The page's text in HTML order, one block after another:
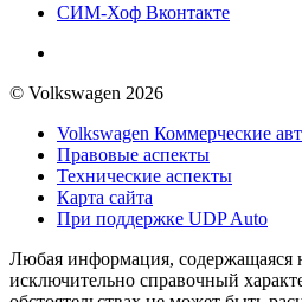
СИМ-Хоф Вконтакте
© Volkswagen 2026
Volkswagen Коммерческие
Правовые аспекты
Технические аспекты
Карта сайта
При поддержке UDP Auto
Любая информация, содержащаяся
исключительно справочный